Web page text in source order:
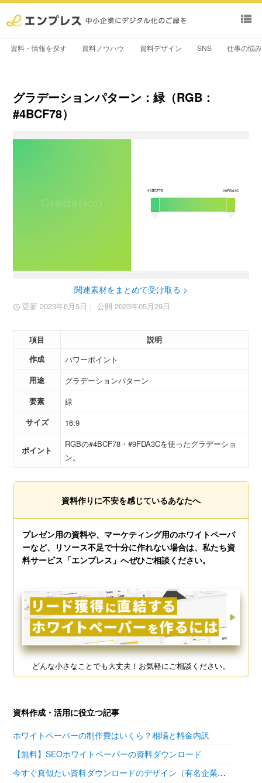
view_list
資料・情報を探す 資料ノウハウ 資料デザイン SNS 仕事の悩
グラデーションパターン：緑（RGB：
#4BCF78）
関連素材をまとめて受け取る >
更新 2023年6月5日 ｜ 公開 2023年05月29日
項目
説明
作成
パワーポイント
用途
グラデーションパターン
要素
緑
サイズ
16:9
ポイント
RGBの#4BCF78・#9FDA3Cを使ったグラデーショ
ン。
資料作りに不安を感じているあなたへ
プレゼン用の資料や、マーケティング用のホワイトペーパ
ーなど、リソース不足で十分に作れない場合は、私たち資
料サービス「エンプレス」へぜひご相談ください。
どんな小さなことでも大丈夫！お気軽にご相談ください。
資料作成・活用に役立つ記事
ホワイトペーパーの制作費はいくら？相場と料金内訳
【無料】SEOホワイトペーパーの資料ダウンロード
今すぐ真似たい資料ダウンロードのデザイン（有名企業の参考あり）